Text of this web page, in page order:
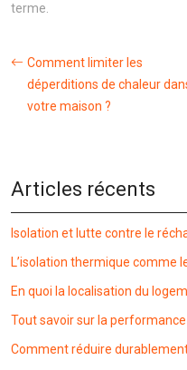
terme.
Comment limiter les
déperditions de chaleur
votre maison ?
Articles récents
Isolation et lutte contre le
L’isolation thermique comme
En quoi la localisation du
Tout savoir sur la
Comment réduire